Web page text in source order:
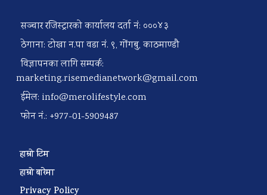
सञ्चार रजिस्ट्रारको कार्यालय दर्ता नं: ०००४३
ठेगाना: टोखा न.पा वडा नं. ९, गोंगबु, काठमाण्डौ
विज्ञापनका लागि सम्पर्क:
marketing.risemedianetwork@gmail.com
ईमेल: info@merolifestyle.com
फोन नं.: +977-01-5909487
हाम्रो टिम
हाम्रो बारेमा
Privacy Policy